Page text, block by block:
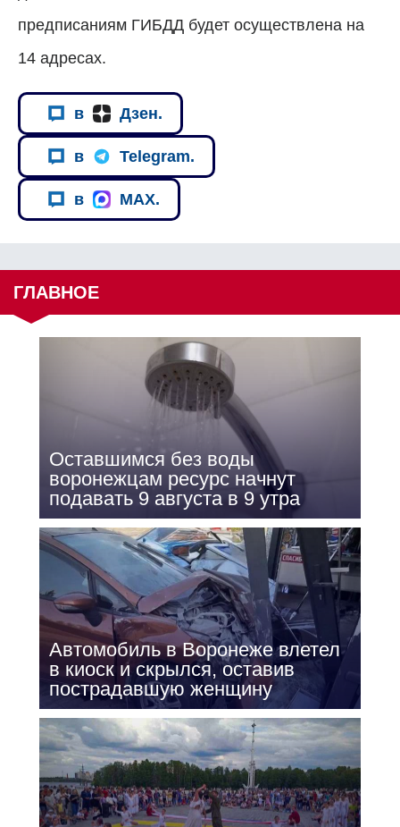
предписаниям ГИБДД будет осуществлена на
14 адресах.
в Дзен.
в Telegram.
в MAX.
ГЛАВНОЕ
Оставшимся без воды
воронежцам ресурс начнут
подавать 9 августа в 9 утра
Автомобиль в Воронеже влетел
в киоск и скрылся, оставив
пострадавшую женщину